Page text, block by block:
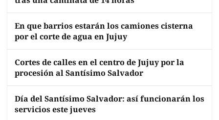
En que barrios estarán los camiones cisterna
por el corte de agua en Jujuy
Cortes de calles en el centro de Jujuy por la
procesión al Santísimo Salvador
Día del Santísimo Salvador: así funcionarán los
servicios este jueves